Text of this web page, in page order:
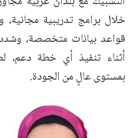
خلال برامج تدريبية مجانية،
قواعد بيانات متخصصة،
أثناء تنفيذ أي خطة دعم،
بمستوى عالٍ من الجودة.